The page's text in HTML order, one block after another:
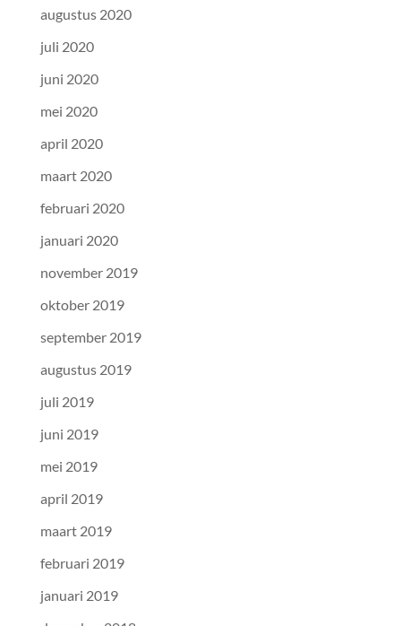
augustus 2020
juli 2020
juni 2020
mei 2020
april 2020
maart 2020
februari 2020
januari 2020
november 2019
oktober 2019
september 2019
augustus 2019
juli 2019
juni 2019
mei 2019
april 2019
maart 2019
februari 2019
januari 2019